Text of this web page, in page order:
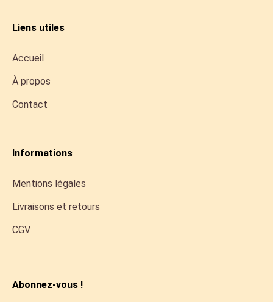
Liens utiles
Accueil
À propos
Contact
Informations
Mentions légales
Livraisons et retours
CGV
Abonnez-vous !